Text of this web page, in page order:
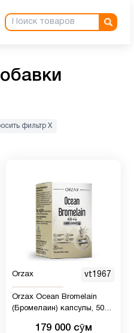
фильтр Х
Orzax vt1967
Orzax Ocean Bromelain
(Бромелаин) капсулы, 500
179 000 сӯм